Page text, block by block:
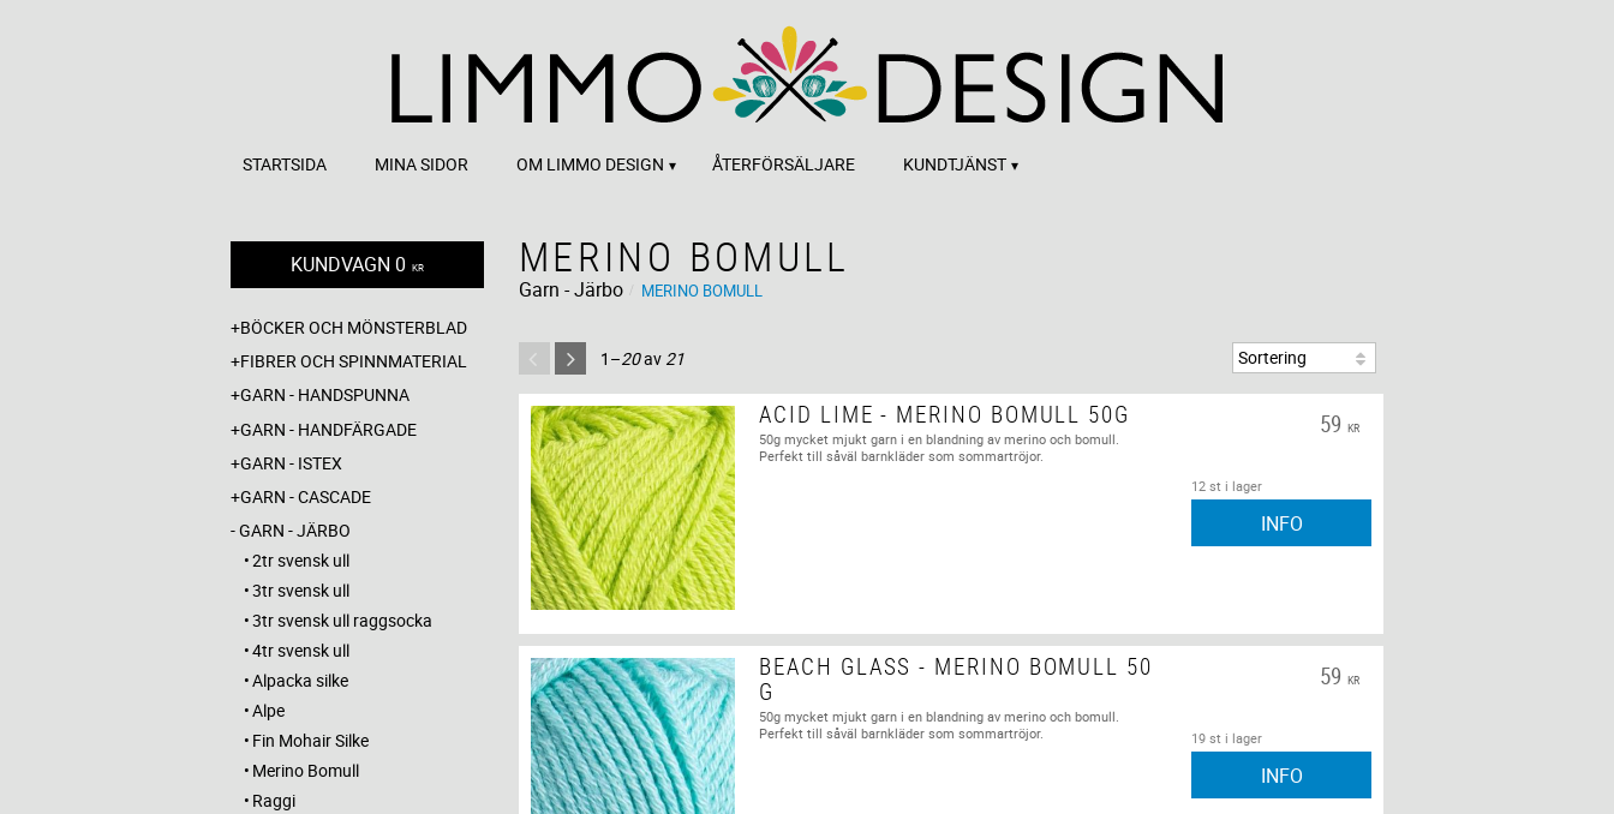
STARTSIDA MINA SIDOR OM LIMMO DESIGN ÅTERFÖRSÄLJARE KUNDTJÄNST
MERINO BOMULL
Garn - Järbo MERINO BOMULL
1–20av 21
ACID LIME - MERINO BOMULL 50G
50g mycket mjukt garn i en blandning av merino och bomull.
Perfekt till såväl barnkläder som sommartröjor.
59 KR
12 st i lager
INFO
BEACH GLASS - MERINO BOMULL 50
G
50g mycket mjukt garn i en blandning av merino och bomull.
Perfekt till såväl barnkläder som sommartröjor.
59 KR
19 st i lager
INFO
KUNDVAGN 0 KR
BÖCKER OCH MÖNSTERBLAD
FIBRER OCH SPINNMATERIAL
GARN - HANDSPUNNA
GARN - HANDFÄRGADE
GARN - ISTEX
GARN - CASCADE
GARN - JÄRBO
2tr svensk ull
3tr svensk ull
3tr svensk ull raggsocka
4tr svensk ull
Alpacka silke
Alpe
Fin Mohair Silke
Merino Bomull
Raggi